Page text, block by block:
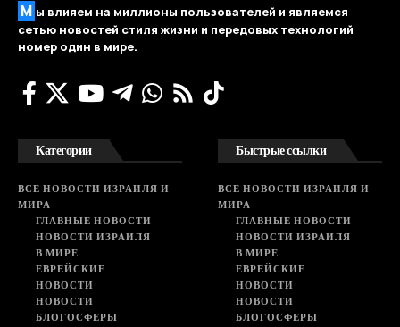
М ы влияем на миллионы пользователей и являемся
сетью новостей стиля жизни и передовых технологий
номер один в мире.
Категории
ВСЕ НОВОСТИ ИЗРАИЛЯ И
МИРА
ГЛАВНЫЕ НОВОСТИ
НОВОСТИ ИЗРАИЛЯ
В МИРЕ
ЕВРЕЙСКИЕ
НОВОСТИ
НОВОСТИ
БЛОГОСФЕРЫ
Быстрые ссылки
ВСЕ НОВОСТИ ИЗРАИЛЯ И
МИРА
ГЛАВНЫЕ НОВОСТИ
НОВОСТИ ИЗРАИЛЯ
В МИРЕ
ЕВРЕЙСКИЕ
НОВОСТИ
НОВОСТИ
БЛОГОСФЕРЫ